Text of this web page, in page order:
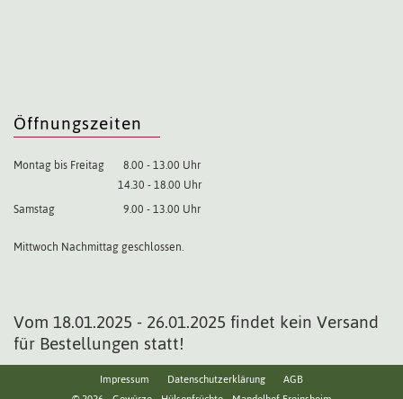
Öffnungszeiten
Montag bis Freitag
8.00 - 13.00 Uhr
14.30 - 18.00 Uhr
Samstag
9.00 - 13.00 Uhr
Mittwoch Nachmittag geschlossen.
Vom 18.01.2025 - 26.01.2025 findet kein Versand
für Bestellungen statt!
Impressum Datenschutzerklärung
AGB